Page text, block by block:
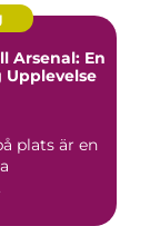
Arsenal: En
plats är en